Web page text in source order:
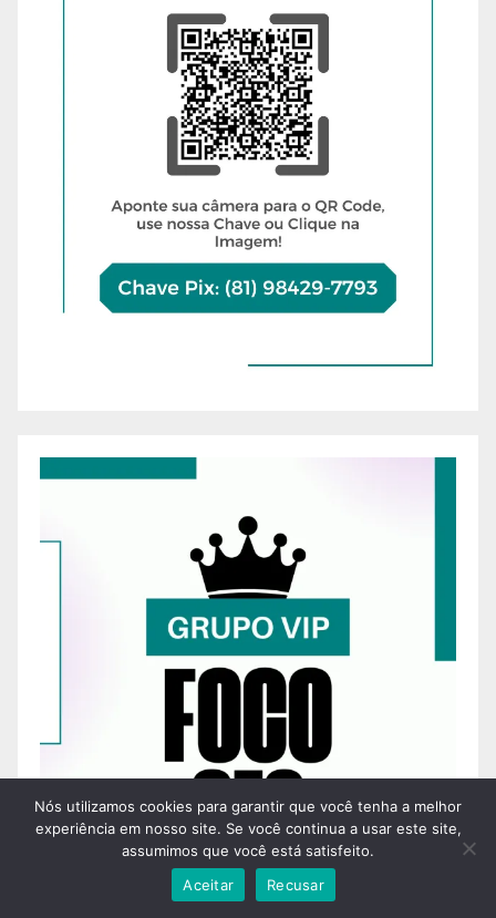
Nós utilizamos cookies para garantir que você tenha a melhor
experiência em nosso site. Se você continua a usar este site,
assumimos que você está satisfeito.
Aceitar
Recusar